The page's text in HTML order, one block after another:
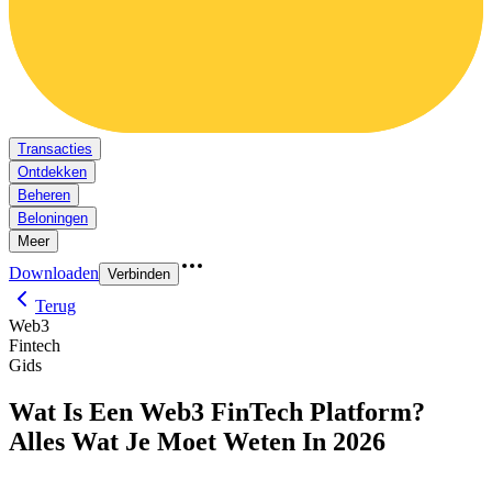
Transacties
Ontdekken
Beheren
Beloningen
Meer
Downloaden Verbinden
Terug
Web3
Fintech
Gids
Wat Is Een Web3 FinTech Platform?
Alles Wat Je Moet Weten In 2026